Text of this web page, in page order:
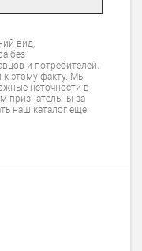
вид,
без
и потребителей.
к этому факту. Мы
неточности в
признательны за
наш каталог еще